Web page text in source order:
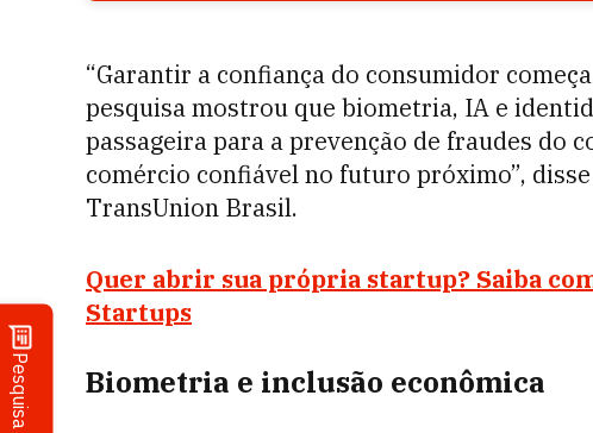
Pesquisa
“Garantir a confiança do consumidor
pesquisa mostrou que biometria, IA e
passageira para a prevenção de fraudes do
comércio confiável no futuro próximo”,
TransUnion Brasil.
Quer abrir sua própria startup? Saiba
Startups
Biometria e inclusão econômica